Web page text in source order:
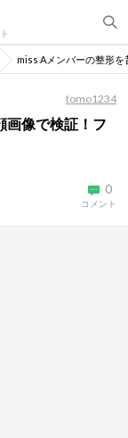
miss Aメンバーの整形
tomo1234
画像で検証！フ
0
コメント